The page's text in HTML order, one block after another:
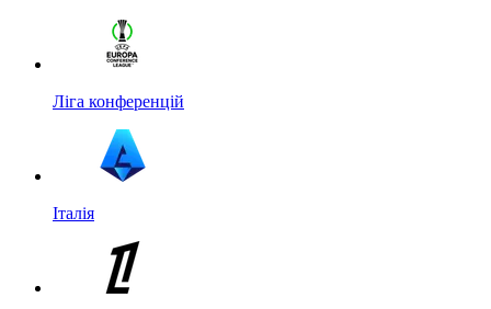
Ліга конференцій
Італія